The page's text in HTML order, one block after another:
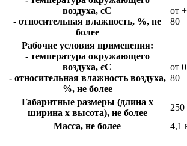
воздуха, єC
- относительная влажность, %, не
более
от
80
Рабочие условия применения:
- температура окружающего
воздуха, єC
- относительная влажность воздуха,
%, не более
от
80
Габаритные размеры (длина x
ширина x высота), не более
Масса, не более
4,1